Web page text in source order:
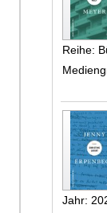
Reihe:
Jahr: